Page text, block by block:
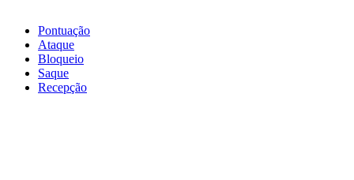
Pontuação
Ataque
Bloqueio
Saque
Recepção